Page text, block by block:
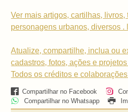
Ver mais artigos, cartilhas, livros,
personagens urbanos, diversos .
Atualize, compartilhe, inclua ou
cadastros, fotos, ações e
Todos os créditos e
Compartilhar no Facebook
Compartilhar no Whatsapp